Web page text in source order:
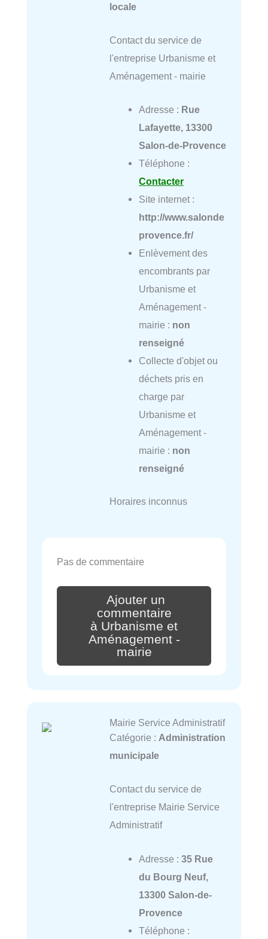
locale
Contact du service de
l'entreprise Urbanisme et
Aménagement - mairie
Adresse : Rue
Lafayette, 13300
Salon-de-Provence
Téléphone :
Contacter
Site internet :
http://www.salonde
provence.fr/
Enlèvement des
encombrants par
Urbanisme et
Aménagement -
mairie : non
renseigné
Collecte d'objet ou
déchets pris en
charge par
Urbanisme et
Aménagement -
mairie : non
renseigné
Horaires inconnus
Pas de commentaire
Ajouter un
commentaire
à Urbanisme et
Aménagement -
mairie
Mairie Service Administratif
Catégorie : Administration
municipale
Contact du service de
l'entreprise Mairie Service
Administratif
Adresse : 35 Rue
du Bourg Neuf,
13300 Salon-de-
Provence
Téléphone :